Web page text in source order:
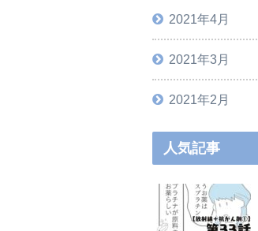
2021年4月
2021年3月
2021年2月
人気記事